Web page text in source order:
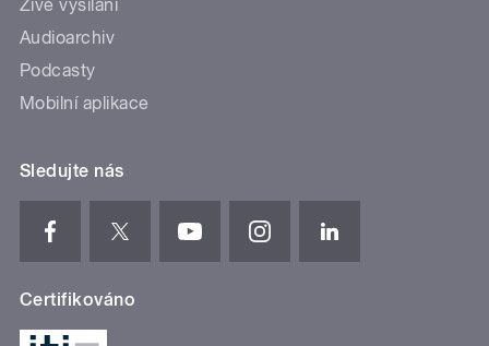
Živé vysílání
Audioarchiv
Podcasty
Mobilní aplikace
Sledujte nás
Certifikováno